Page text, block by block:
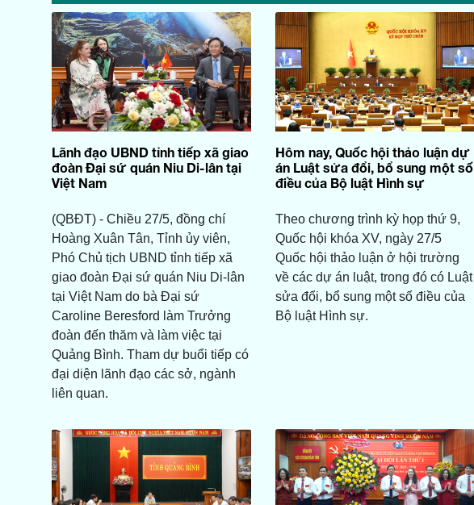
Lãnh đạo UBND tỉnh tiếp xã giao
đoàn Đại sứ quán Niu Di-lân tại
Việt Nam
(QBĐT) - Chiều 27/5, đồng chí
Hoàng Xuân Tân, Tỉnh ủy viên,
Phó Chủ tịch UBND tỉnh tiếp xã
giao đoàn Đại sứ quán Niu Di-lân
tại Việt Nam do bà Đại sứ
Caroline Beresford làm Trưởng
đoàn đến thăm và làm việc tại
Quảng Bình. Tham dự buổi tiếp có
đại diện lãnh đạo các sở, ngành
liên quan.
Hôm nay, Quốc hội thảo luận dự
án Luật sửa đổi, bổ sung một số
điều của Bộ luật Hình sự
Theo chương trình kỳ họp thứ 9,
Quốc hội khóa XV, ngày 27/5
Quốc hội thảo luận ở hội trường
về các dự án luật, trong đó có Luật
sửa đổi, bổ sung một số điều của
Bộ luật Hình sự.